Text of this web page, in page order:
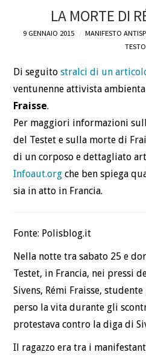
ACQUISTALO
CHI
BLOG
CONTATTI
LA MORTE DI
9 GENNAIO 2015 MANIFESTO
TESTO
Di seguitostralci di un
ventunenne attivista
Fraisse.
Per maggiori informazioni
del Testet e sulla morte di
di un corposo e dettagliato
Infoaut.org che ben spiega
sia in atto in Francia.
Fonte: Polisblog.it
Nella notte tra sabato 25 e
Testet, in Francia, nei pressi
Sivens, Rémi Fraisse,
perso la vita durante gli
protestava contro la diga di
Il ragazzo era tra i